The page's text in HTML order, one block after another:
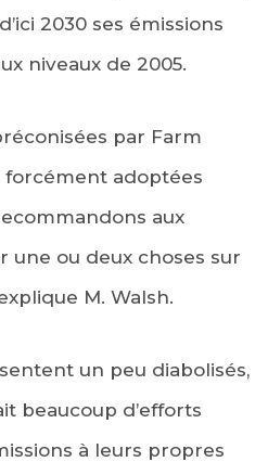
2030 ses émissions
niveaux de 2005.
par Farm
forcément adoptées
aux
une ou deux choses sur
M. Walsh.
un peu diabolisés,
beaucoup d’efforts
à leurs propres